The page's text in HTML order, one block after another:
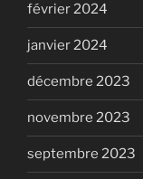
février 2024
janvier 2024
décembre 2023
novembre 2023
septembre 2023